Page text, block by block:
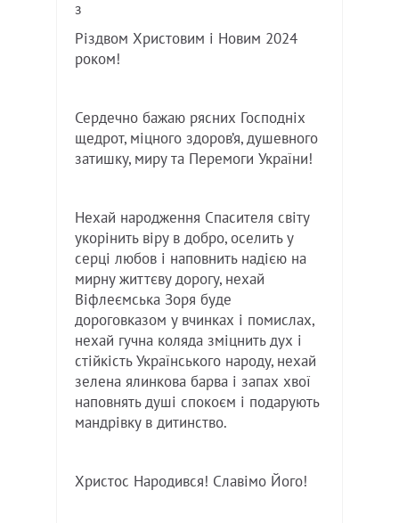
з
Різдвом Христовим і Новим 2024
роком!
Сердечно бажаю рясних Господніх
щедрот, міцного здоров’я, душевного
затишку, миру та Перемоги України!
Нехай народження Спасителя світу
укорінить віру в добро, оселить у
серці любов і наповнить надією на
мирну життєву дорогу, нехай
Віфлеємська Зоря буде
дороговказом у вчинках і помислах,
нехай гучна коляда зміцнить дух і
стійкість Українського народу, нехай
зелена ялинкова барва і запах хвої
наповнять душі спокоєм і подарують
мандрівку в дитинство.
Христос Народився! Славімо Його!